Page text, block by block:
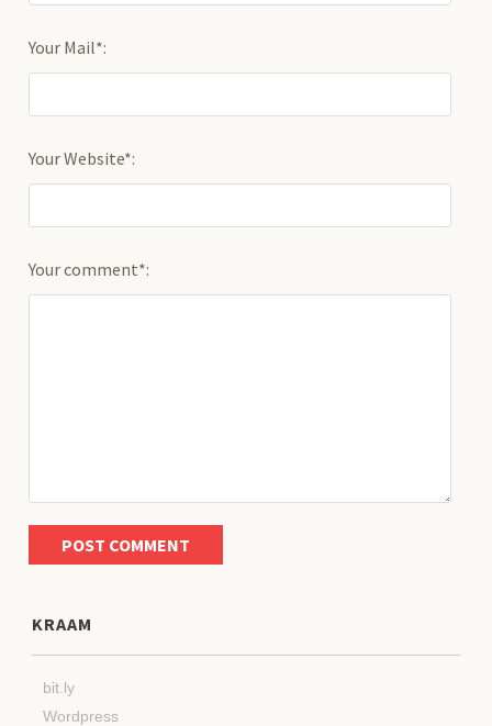
Your Mail*:
Your Website*:
Your comment*:
KRAAM
bit.ly
Wordpress